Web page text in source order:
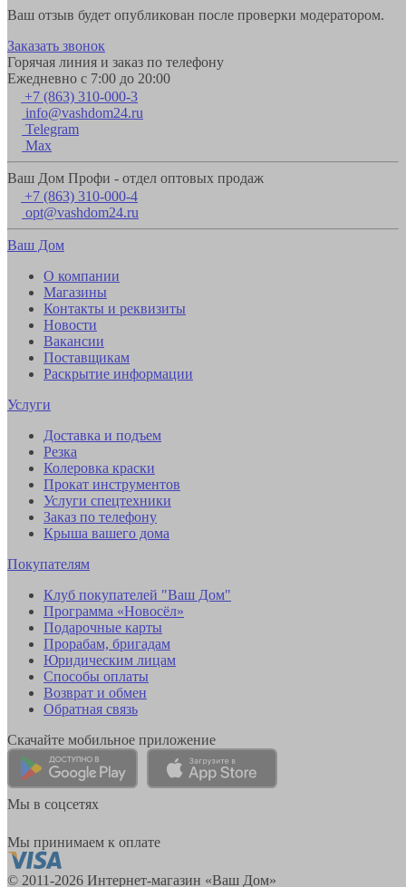
Ваш отзыв будет опубликован после проверки модератором.
Заказать звонок
Горячая линия и заказ по телефону
Ежедневно с 7:00 до 20:00
+7 (863) 310-000-3
info@vashdom24.ru
Telegram
Max
Ваш Дом Профи - отдел оптовых продаж
+7 (863) 310-000-4
opt@vashdom24.ru
Ваш Дом
О компании
Магазины
Контакты и реквизиты
Новости
Вакансии
Поставщикам
Раскрытие информации
Услуги
Доставка и подъем
Резка
Колеровка краски
Прокат инструментов
Услуги спецтехники
Заказ по телефону
Крыша вашего дома
Покупателям
Клуб покупателей "Ваш Дом"
Программа «Новосёл»
Подарочные карты
Прорабам, бригадам
Юридическим лицам
Способы оплаты
Возврат и обмен
Обратная связь
Скачайте мобильное приложение
Мы в соцсетях
Мы принимаем к оплате
© 2011-2026 Интернет-магазин «Ваш Дом»